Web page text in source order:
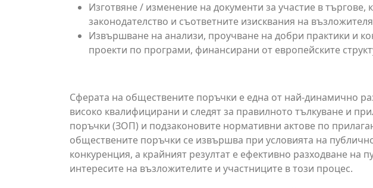
Изготвяне / изменение на документи за участие в
законодателство и съответните изисквания на възложителя
Извършване на анализи, проучване на добри практики и
проекти по програми, финансирани от европейските
Сферата на обществените поръчки е една от най-динамично
високо квалифицирани и следят за правилното тълкуване и
поръчки (ЗОП) и подзаконовите нормативни актове по
обществените поръчки се извършва при условията на
конкуренция, а крайният резултат е ефективно разходване на
интересите на възложителите и участниците в този процес.